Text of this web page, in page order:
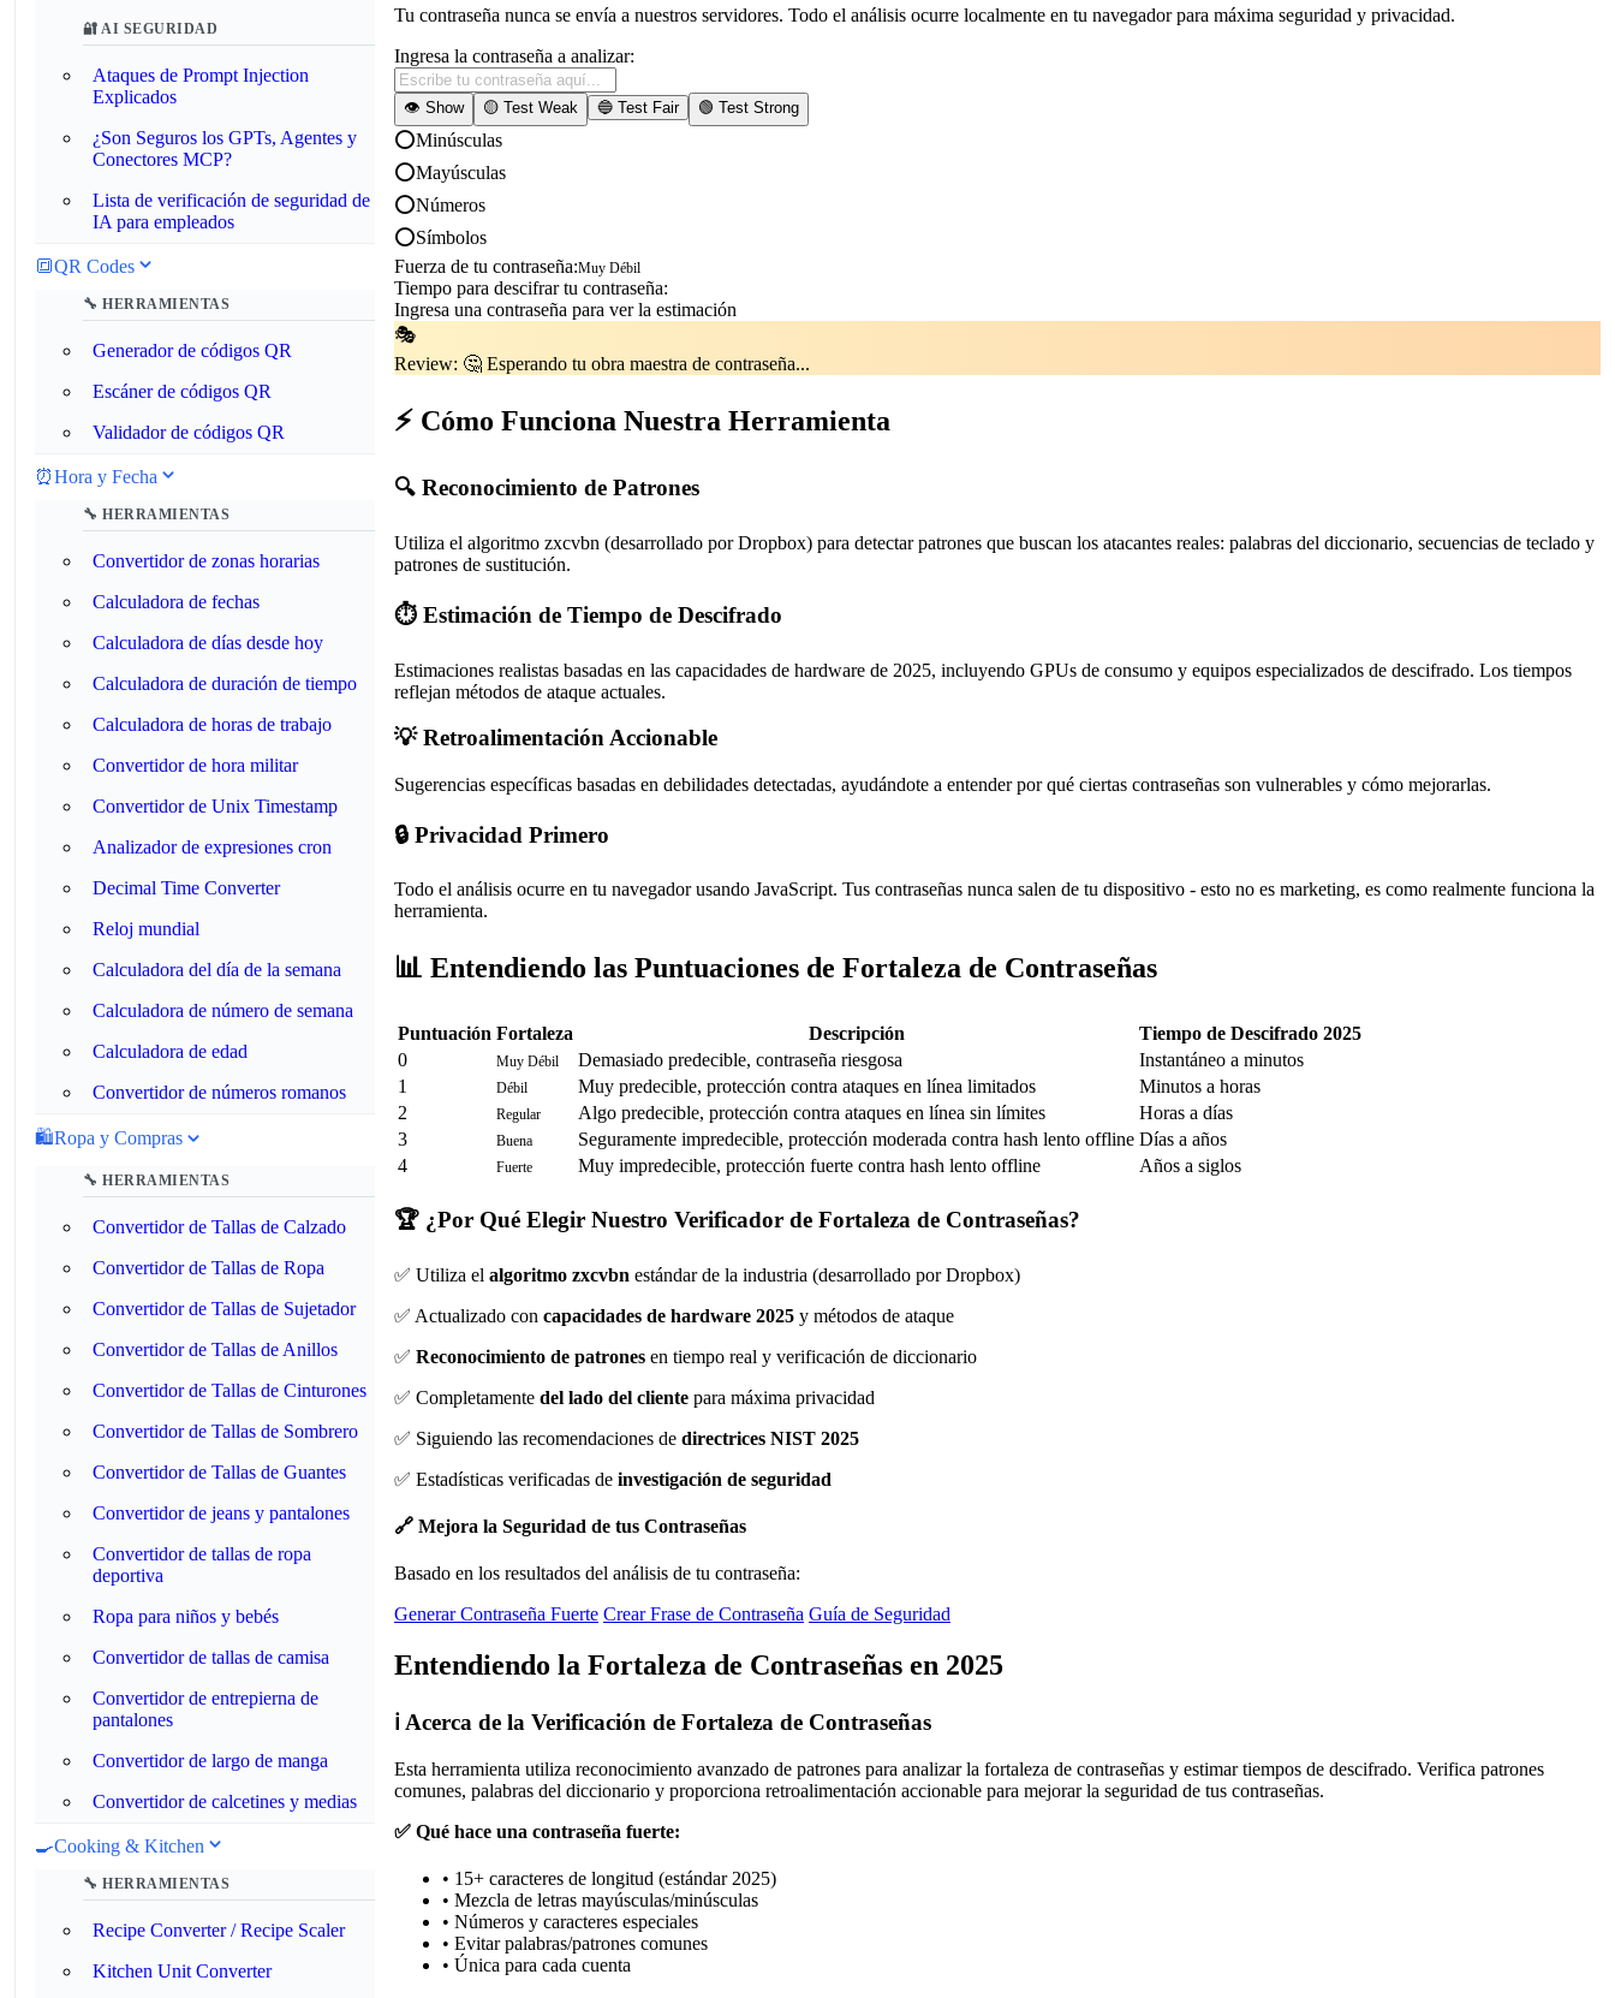
🔐 AI SEGURIDAD
Ataques de Prompt Injection
Explicados
¿Son Seguros los GPTs, Agentes y
Conectores MCP?
Lista de verificación de seguridad de
IA para empleados
🔳QR Codes
🔧 HERRAMIENTAS
Generador de códigos QR
Escáner de códigos QR
Validador de códigos QR
⏰Hora y Fecha
🔧 HERRAMIENTAS
Convertidor de zonas horarias
Calculadora de fechas
Calculadora de días desde hoy
Calculadora de duración de tiempo
Calculadora de horas de trabajo
Convertidor de hora militar
Convertidor de Unix Timestamp
Analizador de expresiones cron
Decimal Time Converter
Reloj mundial
Calculadora del día de la semana
Calculadora de número de semana
Calculadora de edad
Convertidor de números romanos
🛍️Ropa y Compras
🔧 HERRAMIENTAS
Convertidor de Tallas de Calzado
Convertidor de Tallas de Ropa
Convertidor de Tallas de Sujetador
Convertidor de Tallas de Anillos
Convertidor de Tallas de Cinturones
Convertidor de Tallas de Sombrero
Convertidor de Tallas de Guantes
Convertidor de jeans y pantalones
Convertidor de tallas de ropa
deportiva
Ropa para niños y bebés
Convertidor de tallas de camisa
Convertidor de entrepierna de
pantalones
Convertidor de largo de manga
Convertidor de calcetines y medias
🍳Cooking & Kitchen
🔧 HERRAMIENTAS
Recipe Converter / Recipe Scaler
Kitchen Unit Converter
Tu contraseña nunca se envía a nuestros servidores. Todo el análisis ocurre localmente en tu navegador para máxima seguridad y privacidad.
Ingresa la contraseña a analizar:
👁️ Show 🟡 Test Weak 🔵 Test Fair 🟢 Test Strong
⭕Minúsculas
⭕Mayúsculas
⭕Números
⭕Símbolos
Fuerza de tu contraseña:Muy Débil
Tiempo para descifrar tu contraseña:
Ingresa una contraseña para ver la estimación
🎭
Review: 🤔 Esperando tu obra maestra de contraseña...
⚡ Cómo Funciona Nuestra Herramienta
🔍 Reconocimiento de Patrones
Utiliza el algoritmo zxcvbn (desarrollado por Dropbox) para detectar patrones que buscan los atacantes reales: palabras del diccionario, secuencias de teclado y
patrones de sustitución.
⏱️ Estimación de Tiempo de Descifrado
Estimaciones realistas basadas en las capacidades de hardware de 2025, incluyendo GPUs de consumo y equipos especializados de descifrado. Los tiempos
reflejan métodos de ataque actuales.
💡 Retroalimentación Accionable
Sugerencias específicas basadas en debilidades detectadas, ayudándote a entender por qué ciertas contraseñas son vulnerables y cómo mejorarlas.
🔒 Privacidad Primero
Todo el análisis ocurre en tu navegador usando JavaScript. Tus contraseñas nunca salen de tu dispositivo - esto no es marketing, es como realmente funciona la
herramienta.
📊 Entendiendo las Puntuaciones de Fortaleza de Contraseñas
Puntuación Fortaleza Descripción
Tiempo de Descifrado 2025
0
Muy Débil Demasiado predecible, contraseña riesgosa
Instantáneo a minutos
1
Débil Muy predecible, protección contra ataques en línea limitados
Minutos a horas
2
Regular Algo predecible, protección contra ataques en línea sin límites
Horas a días
3
Buena Seguramente impredecible, protección moderada contra hash lento offline Días a años
4
Fuerte Muy impredecible, protección fuerte contra hash lento offline Años a siglos
🏆 ¿Por Qué Elegir Nuestro Verificador de Fortaleza de Contraseñas?
✅ Utiliza el algoritmo zxcvbn estándar de la industria (desarrollado por Dropbox)
✅ Actualizado con capacidades de hardware 2025 y métodos de ataque
✅ Reconocimiento de patrones en tiempo real y verificación de diccionario
✅ Completamente del lado del cliente para máxima privacidad
✅ Siguiendo las recomendaciones de directrices NIST 2025
✅ Estadísticas verificadas de investigación de seguridad
🔗 Mejora la Seguridad de tus Contraseñas
Basado en los resultados del análisis de tu contraseña:
Generar Contraseña Fuerte Crear Frase de Contraseña Guía de Seguridad
Entendiendo la Fortaleza de Contraseñas en 2025
ℹ️ Acerca de la Verificación de Fortaleza de Contraseñas
Esta herramienta utiliza reconocimiento avanzado de patrones para analizar la fortaleza de contraseñas y estimar tiempos de descifrado. Verifica patrones
comunes, palabras del diccionario y proporciona retroalimentación accionable para mejorar la seguridad de tus contraseñas.
✅ Qué hace una contraseña fuerte:
• 15+ caracteres de longitud (estándar 2025)
• Mezcla de letras mayúsculas/minúsculas
• Números y caracteres especiales
• Evitar palabras/patrones comunes
• Única para cada cuenta